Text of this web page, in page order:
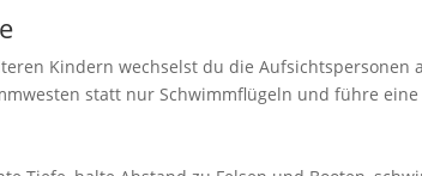
Kindern wechselst du die
statt nur Schwimmflügeln und führe